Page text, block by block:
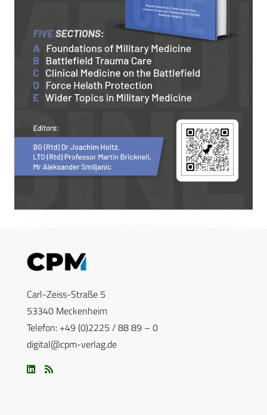
Carl-Zeiss-Straße 5
53340 Meckenheim
Telefon: +49 (0)2225 / 88 89 – 0
digital@cpm-verlag.de